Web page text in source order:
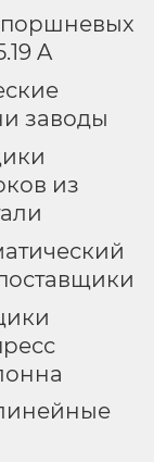
поршневых
A
заводы
из